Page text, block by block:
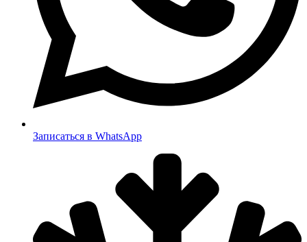
Записаться в WhatsApp